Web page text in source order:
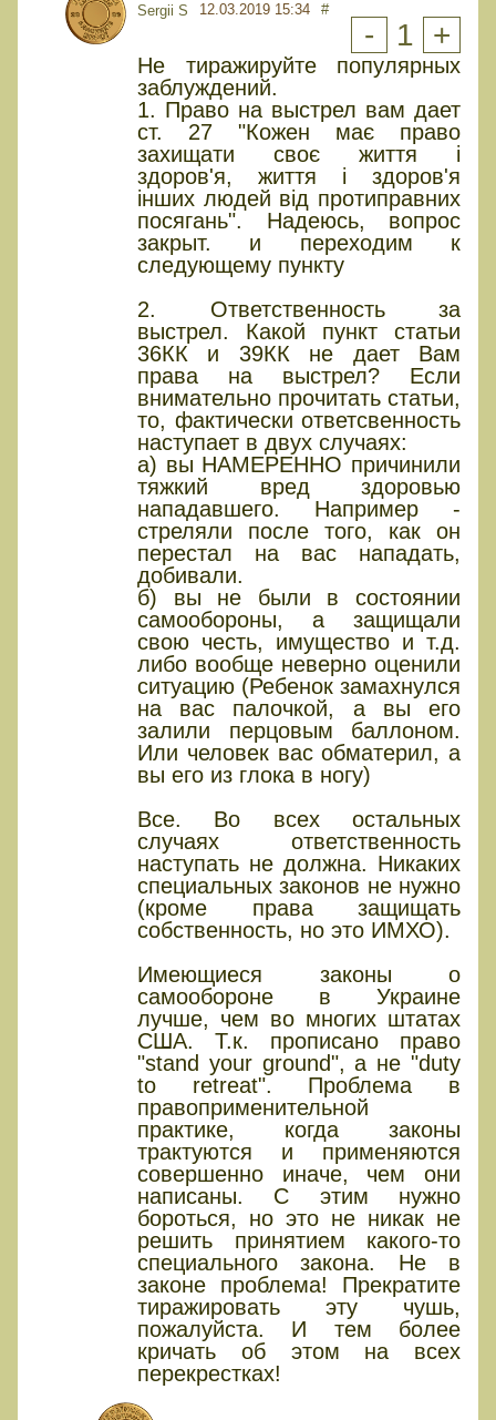
Sergii S 12.03.2019 15:34 #
- 1 +
Не тиражируйте популярных
заблуждений.
1. Право на выстрел вам дает
ст. 27 "Кожен має право
захищати своє життя і
здоров'я, життя і здоров'я
інших людей від протиправних
посягань". Надеюсь, вопрос
закрыт. и переходим к
следующему пункту
2. Ответственность за
выстрел. Какой пункт статьи
36КК и 39КК не дает Вам
права на выстрел? Если
внимательно прочитать статьи,
то, фактически ответсвенность
наступает в двух случаях:
а) вы НАМЕРЕННО причинили
тяжкий вред здоровью
нападавшего. Например -
стреляли после того, как он
перестал на вас нападать,
добивали.
б) вы не были в состоянии
самообороны, а защищали
свою честь, имущество и т.д.
либо вообще неверно оценили
ситуацию (Ребенок замахнулся
на вас палочкой, а вы его
залили перцовым баллоном.
Или человек вас обматерил, а
вы его из глока в ногу)
Все. Во всех остальных
случаях ответственность
наступать не должна. Никаких
специальных законов не нужно
(кроме права защищать
собственность, но это ИМХО).
Имеющиеся законы о
самообороне в Украине
лучше, чем во многих штатах
США. Т.к. прописано право
"stand your ground", а не "duty
to retreat". Проблема в
правоприменительной
практике, когда законы
трактуются и применяются
совершенно иначе, чем они
написаны. С этим нужно
бороться, но это не никак не
решить принятием какого-то
специального закона. Не в
законе проблема! Прекратите
тиражировать эту чушь,
пожалуйста. И тем более
кричать об этом на всех
перекрестках!